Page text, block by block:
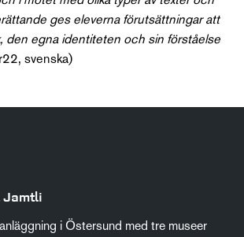
ges eleverna förutsättningar att
den egna identiteten och sin förståelse
svenska)
Jamtli
i Östersund med tre museer